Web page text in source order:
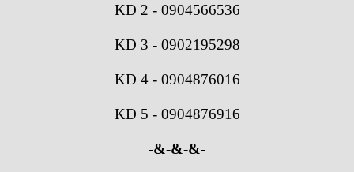
KD 2 - 0904566536
KD 3 - 0902195298
KD 4 - 0904876016
KD 5 - 0904876916
-&-&-&-